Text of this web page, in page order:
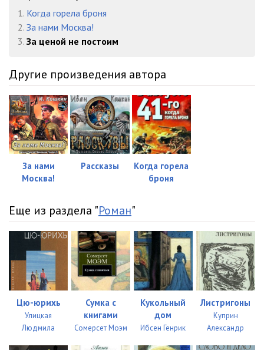
020
021
023 10:23
024
025
026
027
030 09:45
031 09:02
032
033 10:13
034 10:37
1. Когда горела броня
2. За нами Москва!
3. За ценой не постоим
Другие произведения автора
За нами
Москва!
Рассказы
Когда горела
броня
Еще из раздела "Роман"
Цю-юрихь
Улицкая
Людмила
Сумка с
книгами
Сомерсет Моэм
Кукольный
дом
Ибсен Генрик
Листригоны
Куприн
Александр